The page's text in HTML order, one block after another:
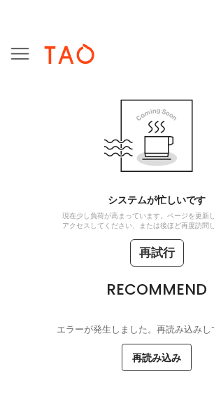
システムが忙しいです
現在少し負荷が高まっています。ページを更新
アクセスしてください、または後ほど再度訪問
再試行
RECOMMEND
エラーが発生しました。再読み込み
再読み込み